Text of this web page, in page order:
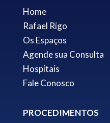
Home
Rafael Rigo
Os Espaços
Agende sua Consulta
Hospitais
Fale Conosco
PROCEDIMENTOS